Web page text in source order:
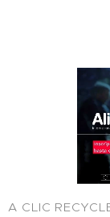
A CLIC